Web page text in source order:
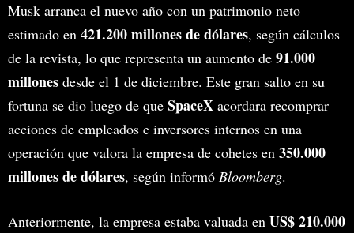
Musk arranca el nuevo año con un patrimonio neto
estimado en 421.200 millones de dólares, según cálculos
de la revista, lo que representa un aumento de 91.000
millones desde el 1 de diciembre. Este gran salto en su
fortuna se dio luego de que SpaceX acordara recomprar
acciones de empleados e inversores internos en una
operación que valora la empresa de cohetes en 350.000
millones de dólares, según informó Bloomberg.
Anteriormente, la empresa estaba valuada en US$ 210.000